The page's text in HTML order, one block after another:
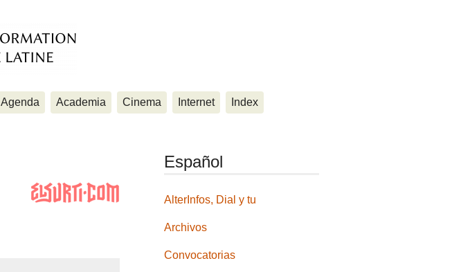
Agenda Academia Cinema Internet Index
Español
AlterInfos, Dial y tu
Archivos
Convocatorias